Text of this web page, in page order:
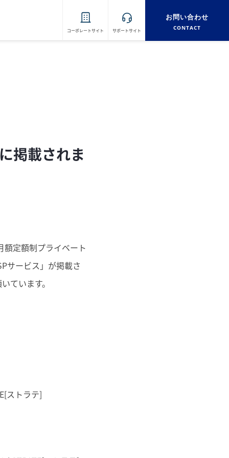
コーポレートサイト サポートサイト
お問い合わせ
CONTACT
掲載されま
定額制プライベート
サービス」が掲載さ
ています。
ストラテ]